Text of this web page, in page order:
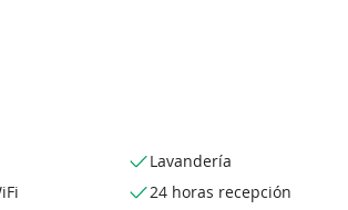
Lavandería
24 horas recepción